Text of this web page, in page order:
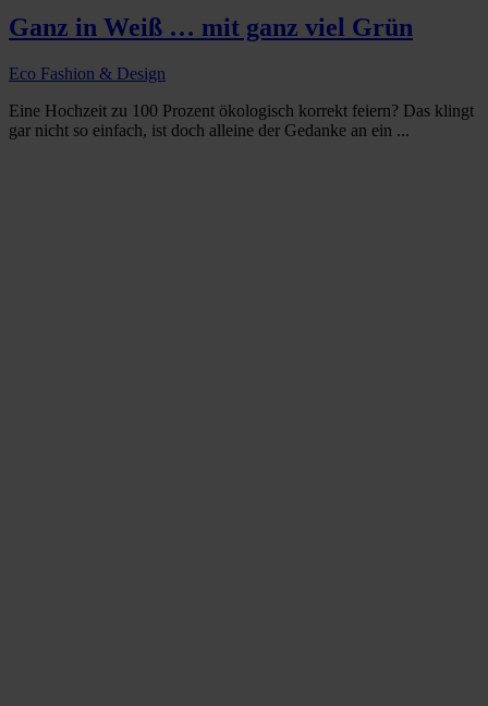
Ganz in Weiß … mit ganz viel Grün
Eco Fashion & Design
Eine Hochzeit zu 100 Prozent ökologisch korrekt feiern? Das klingt
gar nicht so einfach, ist doch alleine der Gedanke an ein ...